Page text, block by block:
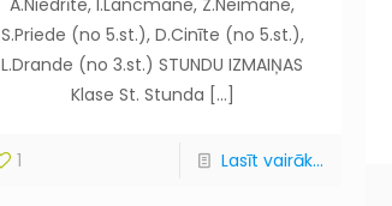
A.Niedrīte, I.Lancmane, Z.Neimane,
S.Priede (no 5.st.), D.Cinīte (no 5.st.),
L.Drande (no 3.st.) STUNDU IZMAIŅAS
Klase St. Stunda […]
1 Lasīt vairāk...